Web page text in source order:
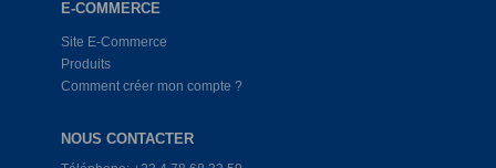
E-COMMERCE
Site E-Commerce
Produits
Comment créer mon compte ?
NOUS CONTACTER